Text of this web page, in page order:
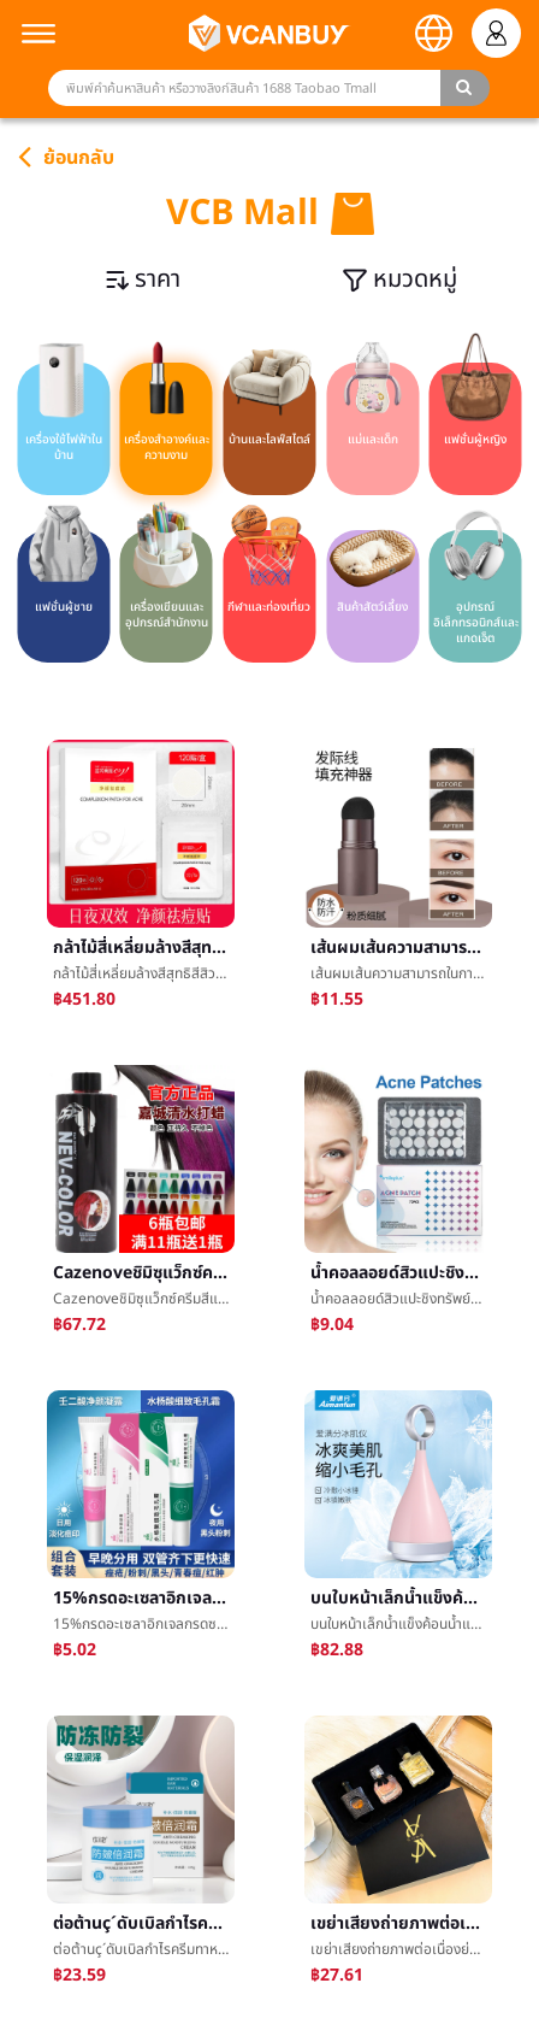
ย้อนกลับ
VCB Mall
ราคา หมวดหมู่
เครื่องใช้ไฟฟ้าใน
บ้าน
เครื่องสำอางค์และ
ความงาม
บ้านและไลฟ์สไตล์ แม่และเด็ก แฟชั่นผู้หญิง
แฟชั่นผู้ชาย
เครื่องเขียนและ
อุปกรณ์สำนักงาน
กีฬาและท่องเที่ยว สินค้าสัตว์เลี้ยง
อุปกรณ์
อิเล็กทรอนิกส์และ
แกดเจ็ต
กล้าไม้สี่เหลี่ยมล้างสีสุทธิสีสิวแปะกล้าไม้เขี้ยวสีเขียวสีสิวแปะความงามเอกลักษณ์ร้านค้ากำจัดดาษปิดสิว
กล้าไม้สี่เหลี่ยมล้างสีสุทธิสีสิวแปะกล้าไม้เขี้ยวสีเขียวสีสิวแปะความงามเอกลักษณ์ร้านค้ากำจัดดาษปิดสิว
฿451.80
เส้นผมเส้นความสามารถในการซ่อมเงาผงแก้ไขการกรอกผมผงครีมใหม่สิ่งประดิษฐ์ปกการทำให้บริสุทธิ์สูงหน้าผากเงาปากกาหญิง
เส้นผมเส้นความสามารถในการซ่อมเงาผงแก้ไขการกรอกผมผงครีมใหม่สิ่งประดิษฐ์ปกการทำให้บริสุทธิ์สูงหน้าผากเงาปากกาหญิง
฿11.55
Cazenoveชิมิซุแว็กซ์ครีมสีแดงขี้ผึ้งกรรมตามสนองสีแดงจางหายสีเหลืองห้องโถงย้อมครีมจางหายè²จัดแต่งทรงผมบทความห้องโถงขายส่ง
Cazenoveชิมิซุแว็กซ์ครีมสีแดงขี้ผึ้งกรรมตามสนองสีแดงจางหายสีเหลืองห้องโถงย้อมครีมจางหายè²จัดแต่งทรงผมบทความห้องโถงขายส่ง
฿67.72
น้ำคอลลอยด์สิวแปะชิงทรัพย์ปกข้อบกพร่องแต่งหน้าแปะการแปรสภาพดาษพิมพ์หายใจหนองสุทธิดาษแปะต่ำนาทีดาษดาษการซ่อมแซมแปะ
น้ำคอลลอยด์สิวแปะชิงทรัพย์ปกข้อบกพร่องแต่งหน้าแปะการแปรสภาพดาษพิมพ์หายใจหนองสุทธิดาษแปะต่ำนาทีดาษดาษการซ่อมแซมแปะ
฿9.04
15%กรดอะเซลาอิกเจลกรดซาลิไซลิกพิถีพิถันรูขุมขนการแปรสภาพดาษพิมพ์สุทธิหยานหนิงลู่ç¥ดาษครีมการรวมกันปกเยื่อหุ้มเซลล์แต่งตัว
15%กรดอะเซลาอิกเจลกรดซาลิไซลิกพิถีพิถันรูขุมขนการแปรสภาพดาษพิมพ์สุทธิหยานหนิงลู่ç¥ดาษครีมการรวมกันปกเยื่อหุ้มเซลล์แต่งตัว
฿5.02
บนใบหน้าเล็กน้ำแข็งค้อนน้ำแข็งนำไปใช้ลดอุณหภูมิน้ำแข็งกล้ามเนื้อการทำให้งามตราสารเย็นน้ำแข็งนำไปใช้ตราสารน้ำแข็งนำไปใช้รูขุมขนน้ำแข็งค้อนใบหน้าน้ำแข็งกล้ามเนื้อตราสาร
บนใบหน้าเล็กน้ำแข็งค้อนน้ำแข็งนำไปใช้ลดอุณหภูมิน้ำแข็งกล้ามเนื้อการทำให้งามตราสารเย็นน้ำแข็งนำไปใช้ตราสารน้ำแข็งนำไปใช้รูขุมขนน้ำแข็งค้อนใบหน้าน้ำแข็งกล้ามเนื้อตราสาร
฿82.88
ต่อต้านç´ดับเบิลกำไรครีมทาหน้าต่อต้านแห้งให้ความชุ่มชื้นต่อต้านå»ต่อต้านè£น้ำค้างแข็งปรับปรุงแห้งç¥หยาบฤดูหนาวผลิตภัณฑ์ดูแลผิวบนใบหน้าแท้
ต่อต้านç´ดับเบิลกำไรครีมทาหน้าต่อต้านแห้งให้ความชุ่มชื้นต่อต้านå»ต่อต้านè£น้ำค้างแข็งปรับปรุงแห้งç¥หยาบฤดูหนาวผลิตภัณฑ์ดูแลผิวบนใบหน้าแท้
฿23.59
เขย่าเสียงถ่ายภาพต่อเนื่องย่อหน้านางสาวน้ำหอมตั้งทนพักธูปการพลิกกลับปารีสสีดำฝิ่นผู้ชายน้ำหอมของขวัญตั้ง
เขย่าเสียงถ่ายภาพต่อเนื่องย่อหน้านางสาวน้ำหอมตั้งทนพักธูปการพลิกกลับปารีสสีดำฝิ่นผู้ชายน้ำหอมของขวัญตั้ง
฿27.61